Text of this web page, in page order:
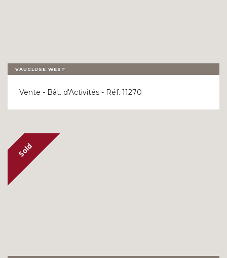
VAUCLUSE WEST
Vente - Bât. d'Activités - Réf. 11270